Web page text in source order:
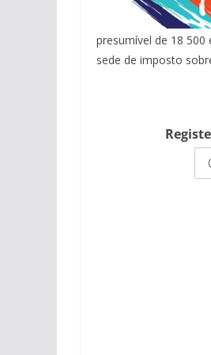
presumível de 18
sede de imposto